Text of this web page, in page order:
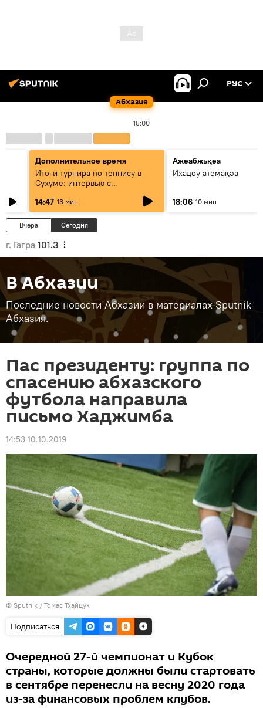
Абхазия
РУС
15:00
Дополнительное время
Итоги турнира по теннису в
Сухуме: интервью с
14:47 13 мин
Ажәабжьқәа
Ихадоу атемақәа
18:06 10 мин
Вчера Сегодня
г. Гагра 101.3
В Абхазии
Последние новости Абхазии в материалах Sputnik
Абхазия.
Пас президенту: группа по
спасению абхазского
футбола направила
письмо Хаджимба
14:53 10.10.2019
© Sputnik / Томас Тхайцук
Подписаться
Очередной 27-й чемпионат и Кубок
страны, которые должны были стартовать
в сентябре перенесли на весну 2020 года
из-за финансовых проблем клубов.